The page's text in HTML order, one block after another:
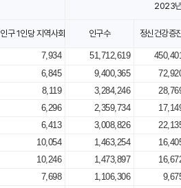
2023년
인구 1인당 지역사회 정신건강예산
인구수 정신건강증
7,934 51,712,619
6,845 9,400,365
8,119 3,284,246
6,296 2,359,734
6,413 3,008,826
10,054 1,463,254
10,246 1,473,897
7,698 1,106,306